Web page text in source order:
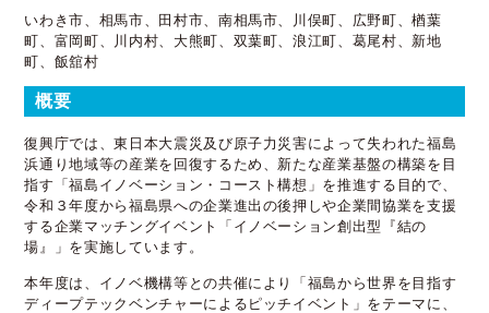
いわき市、相馬市、田村市、南相馬市、川俣町、広野町、楢葉
町、富岡町、川内村、大熊町、双葉町、浪江町、葛尾村、新地
町、飯舘村
概要
復興庁では、東日本大震災及び原子力災害によって失われた福島
浜通り地域等の産業を回復するため、新たな産業基盤の構築を目
指す「福島イノベーション・コースト構想」を推進する目的で、
令和３年度から福島県への企業進出の後押しや企業間協業を支援
する企業マッチングイベント「イノベーション創出型『結の
場』」を実施しています。
本年度は、イノベ機構等との共催により「福島から世界を目指す
ディープテックベンチャーによるピッチイベント」をテーマに、